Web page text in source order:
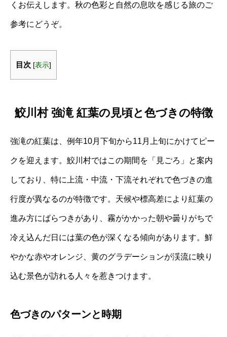
くお伝えします。秋の色彩と自然の息吹を感じる旅のご
参考にどうぞ。
目次 [表示]
鮫川村 強滝 紅葉の見頃と色づきの特徴
強滝の紅葉は、例年10月下旬から11月上旬にかけてピー
クを迎えます。鮫川村ではこの期間を「見ごろ」と案内
しており、特に上流・中流・下流それぞれで色づきの進
行度が異なるのが特徴です。天候や標高差により紅葉の
進み方にばらつきがあり、霧がかかった朝や曇りがちで
冷え込んだ日には葉の色が深くなる傾向があります。鮮
やかな赤やオレンジ、黄のグラデーションが渓流に映り
込む景色が訪れる人々を惹きつけます。
色づきのパターンと時期